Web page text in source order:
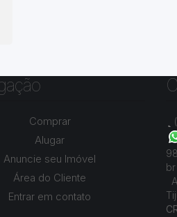
Comprar
Alugar
Anuncie seu Imóvel
Área do Cliente
Entrar em contato
br